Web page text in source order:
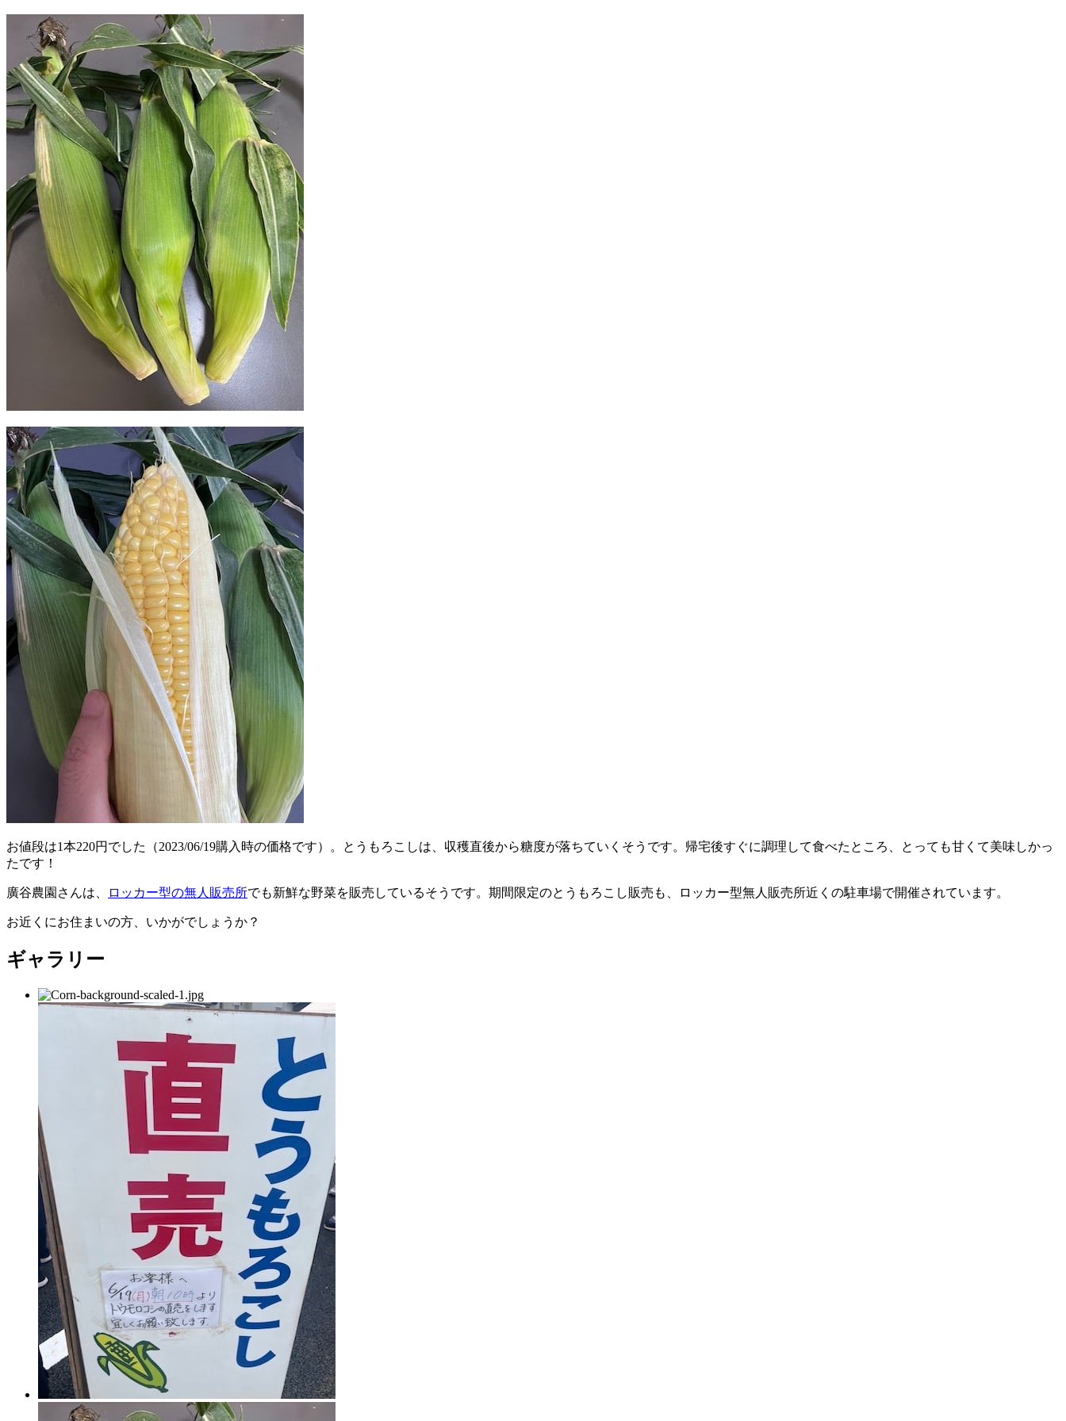
お値段は1本220円でした（2023/06/19購入時の価格です）。とうもろこしは、収穫直後から糖度が落ちていくそうです。帰宅後すぐに調理して食べたところ、とっても甘くて美味しかっ
たです！
廣谷農園さんは、 ロッカー型の無人販売所でも新鮮な野菜を販売しているそうです。期間限定のとうもろこし販売も、ロッカー型無人販売所近くの駐車場で開催されています。
お近くにお住まいの方、いかがでしょうか？
ギャラリー